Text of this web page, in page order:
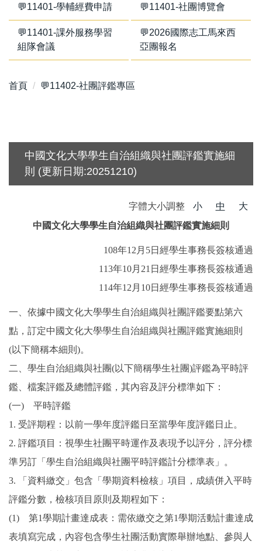
💬11401-學輔經費申請 💬11401-社團博覽會
💬11401-課外服務學習
組隊會議
💬2026國際志工馬來西
亞團報名
首頁 💬11402-社團評鑑專區
中國文化大學學生自治組織與社團評鑑實施細
則 (更新日期:20251210)
字體大小調整 小 中
大
中國文化大學學生自治組織與社團評鑑實施細則
108年12月5日經學生事務長簽核通過
113年10月21日經學生事務長簽核通過
114年12月10日經學生事務長簽核通過
一、依據中國文化大學學生自治組織與社團評鑑要點第六
點，訂定中國文化大學學生自治組織與社團評鑑實施細則
(以下簡稱本細則)。
二、學生自治組織與社團(以下簡稱學生社團)評鑑為平時評
鑑、檔案評鑑及總體評鑑，其內容及評分標準如下：
(一) 平時評鑑
1. 受評期程：以前一學年度評鑑日至當學年度評鑑日止。
2. 評鑑項目：視學生社團平時運作及表現予以評分，評分標
準另訂「學生自治組織與社團平時評鑑計分標準表」。
3. 「資料繳交」包含「學期資料檢核」項目，成績併入平時
評鑑分數，檢核項目原則及期程如下：
(1) 第1學期計畫達成表：需依繳交之第1學期活動計畫達成
表填寫完成，內容包含學生社團活動實際舉辦地點、參與人